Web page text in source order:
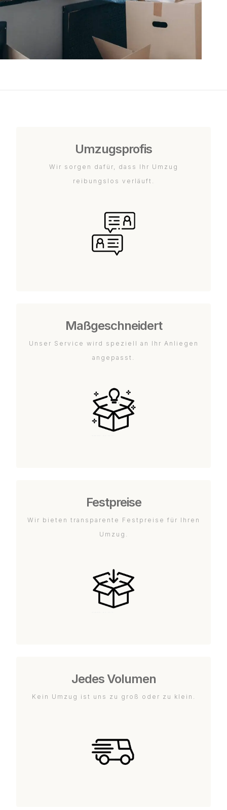
Umzugsprofis
Wir sorgen dafür, dass Ihr Umzug
reibungslos verläuft.
Maßgeschneidert
Unser Service wird speziell an Ihr Anliegen
angepasst.
Festpreise
Wir bieten transparente Festpreise für Ihren
Umzug.
Jedes Volumen
Kein Umzug ist uns zu groß oder zu klein.